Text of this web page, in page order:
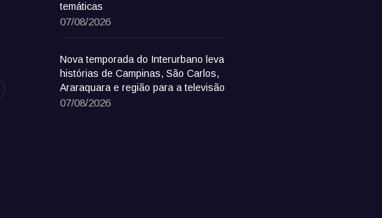
temáticas
07/08/2026
Nova temporada do Interurbano leva
histórias de Campinas, São Carlos,
Araraquara e região para a televisão
07/08/2026